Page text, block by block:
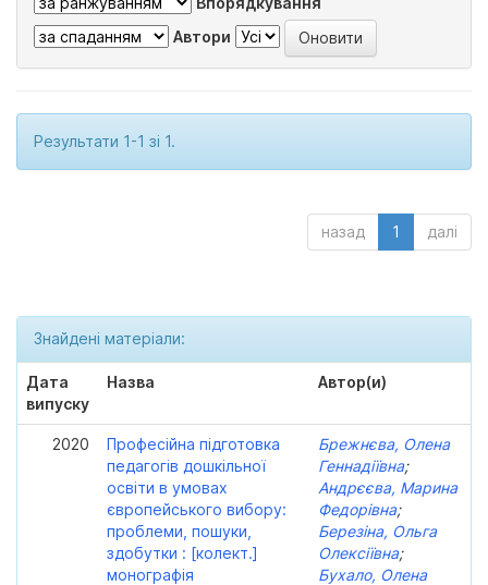
Автори
Результати 1-1 зі 1.
назад 1 далі
Знайдені матеріали:
Дата
випуску
Назва Автор(и)
2020
Професійна підготовка
педагогів дошкільної
освіти в умовах
європейського вибору:
проблеми, пошуки,
здобутки : [колект.]
монографія
Брежнєва, Олена
Геннадіївна;
Андрєєва, Марина
Федорівна;
Березіна, Ольга
Олексіївна;
Бухало, Олена